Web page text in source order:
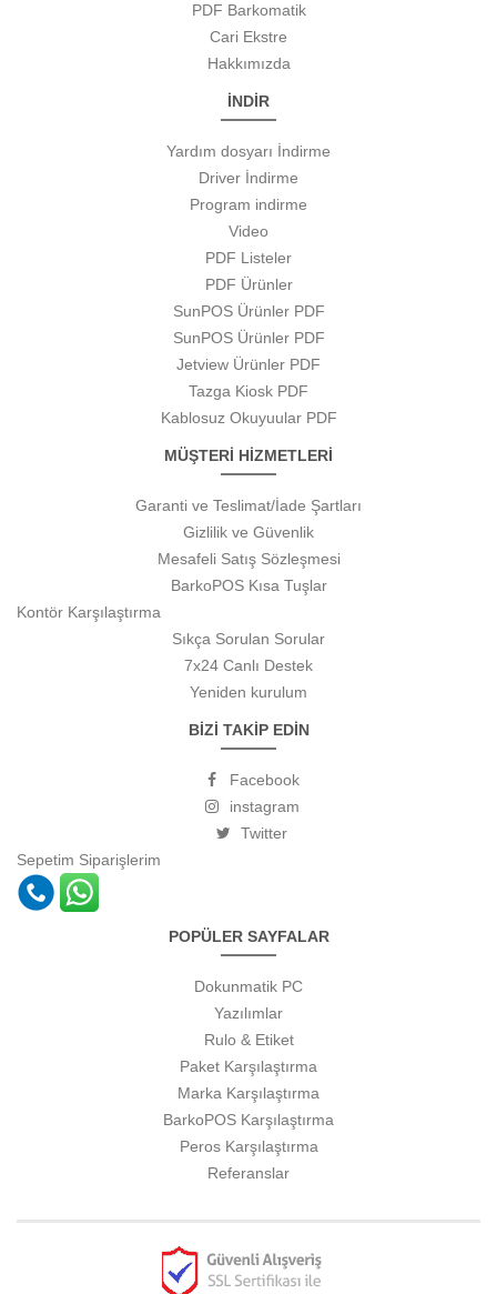
PDF Barkomatik
Cari Ekstre
Hakkımızda
İNDİR
Yardım dosyarı İndirme
Driver İndirme
Program indirme
Video
PDF Listeler
PDF Ürünler
SunPOS Ürünler PDF
SunPOS Ürünler PDF
Jetview Ürünler PDF
Tazga Kiosk PDF
Kablosuz Okuyuular PDF
MÜŞTERİ HİZMETLERİ
Garanti ve Teslimat/İade Şartları
Gizlilik ve Güvenlik
Mesafeli Satış Sözleşmesi
BarkoPOS Kısa Tuşlar
Kontör Karşılaştırma
Sıkça Sorulan Sorular
7x24 Canlı Destek
Yeniden kurulum
BİZİ TAKİP EDİN
Facebook
instagram
Twitter
Sepetim Siparişlerim
POPÜLER SAYFALAR
Dokunmatik PC
Yazılımlar
Rulo & Etiket
Paket Karşılaştırma
Marka Karşılaştırma
BarkoPOS Karşılaştırma
Peros Karşılaştırma
Referanslar